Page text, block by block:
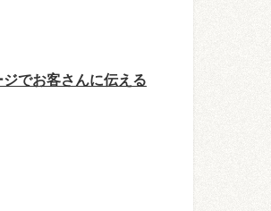
でお客さんに伝える